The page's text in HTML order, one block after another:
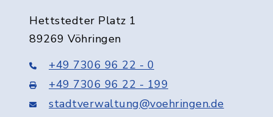
Hettstedter Platz 1
89269 Vöhringen
+49 7306 96 22 - 0
+49 7306 96 22 - 199
stadtverwaltung@voehringen.de